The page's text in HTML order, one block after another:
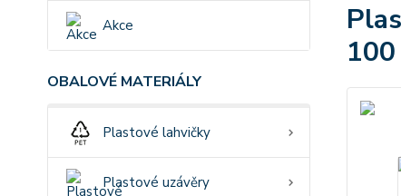
Akce
OBALOVÉ MATERIÁLY
Plastové lahvičky
Plastové uzávěry